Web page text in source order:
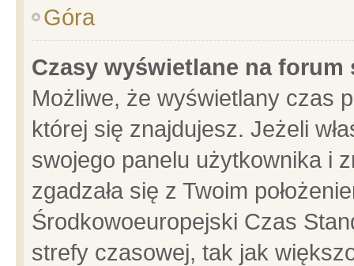
Góra
Czasy wyświetlane na forum
Możliwe, że wyświetlany czas
której się znajdujesz. Jeżeli
swojego panelu użytkownika i
zgadzała się z Twoim
Środkowoeuropejski Czas
strefy czasowej, tak jak